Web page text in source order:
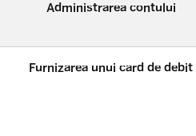
Administrarea contului
Furnizarea unui card de debit